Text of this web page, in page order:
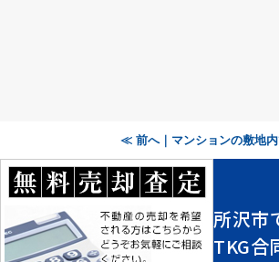
≪ 前へ｜マンションの敷地
所沢市
TKG合